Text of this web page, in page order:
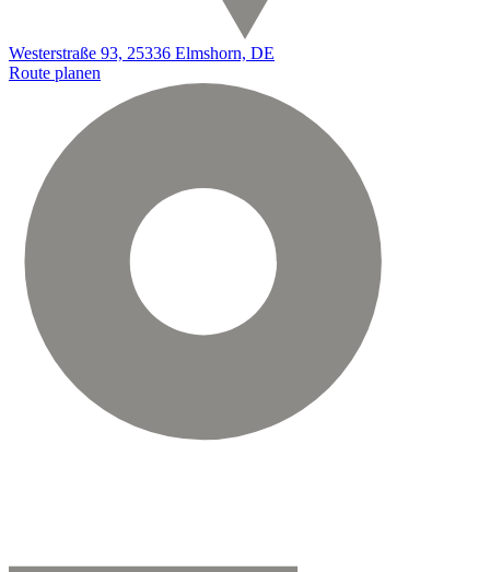
Westerstraße 93, 25336 Elmshorn, DE
Route planen